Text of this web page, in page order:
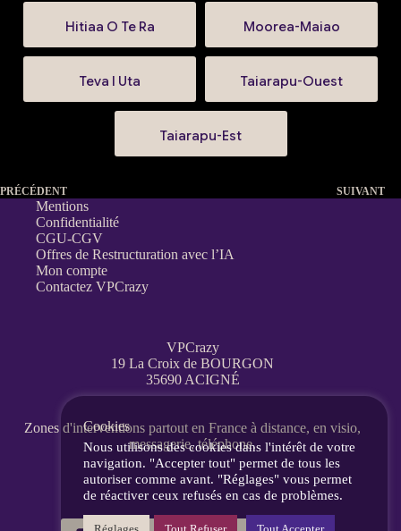
Hitiaa O Te Ra Moorea-Maiao
Teva I Uta Taiarapu-Ouest
Taiarapu-Est
PRÉCÉDENT SUIVANT
Mentions
Confidentialité
CGU-CGV
Offres de Restructuration avec l’IA
Mon compte
Contactez VPCrazy
VPCrazy
19 La Croix de BOURGON
35690 ACIGNÉ
Zones d'interventions partout en France à distance, en visio,
messagerie, téléphone.
Cookies
Nous utilisons des cookies dans l'intérêt de votre
navigation. "Accepter tout" permet de tous les
autoriser comme avant. "Réglages" vous permet
de réactiver ceux refusés en cas de problèmes.